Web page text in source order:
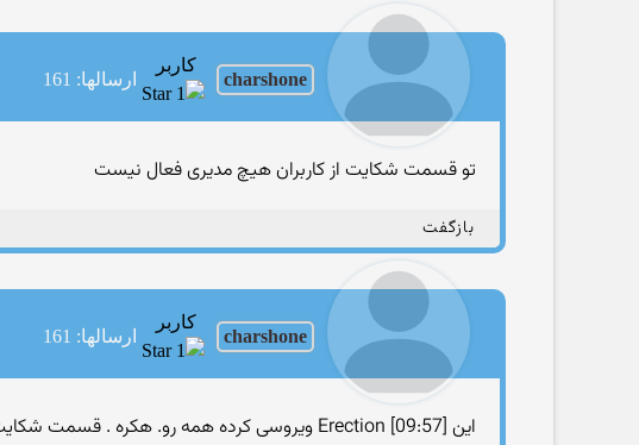
charshone
کاربر
ارسالها: 161
تو قسمت شکایت از کاربران هیچ مدیری فعال نیست
بازگفت
charshone
کاربر
ارسالها: 161
این Erection [09:57] ویروسی کرده همه رو. هکره . قسمت شکایت و گذارش هم خیلیا شکایت کردن ازش. مدیراتون کجان په؟